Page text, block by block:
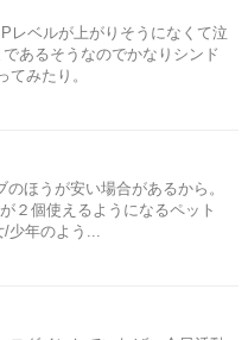
レベルが上がりそうになくて泣
あるそうなのでかなりシンド
てみたり。
ほうが安い場合があるから。
２個使えるようになるペット
年のよう...